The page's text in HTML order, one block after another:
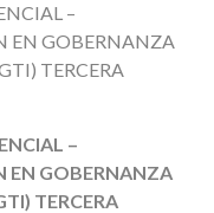
–
EN GOBERNANZA
TERCERA
–
EN GOBERNANZA
TERCERA